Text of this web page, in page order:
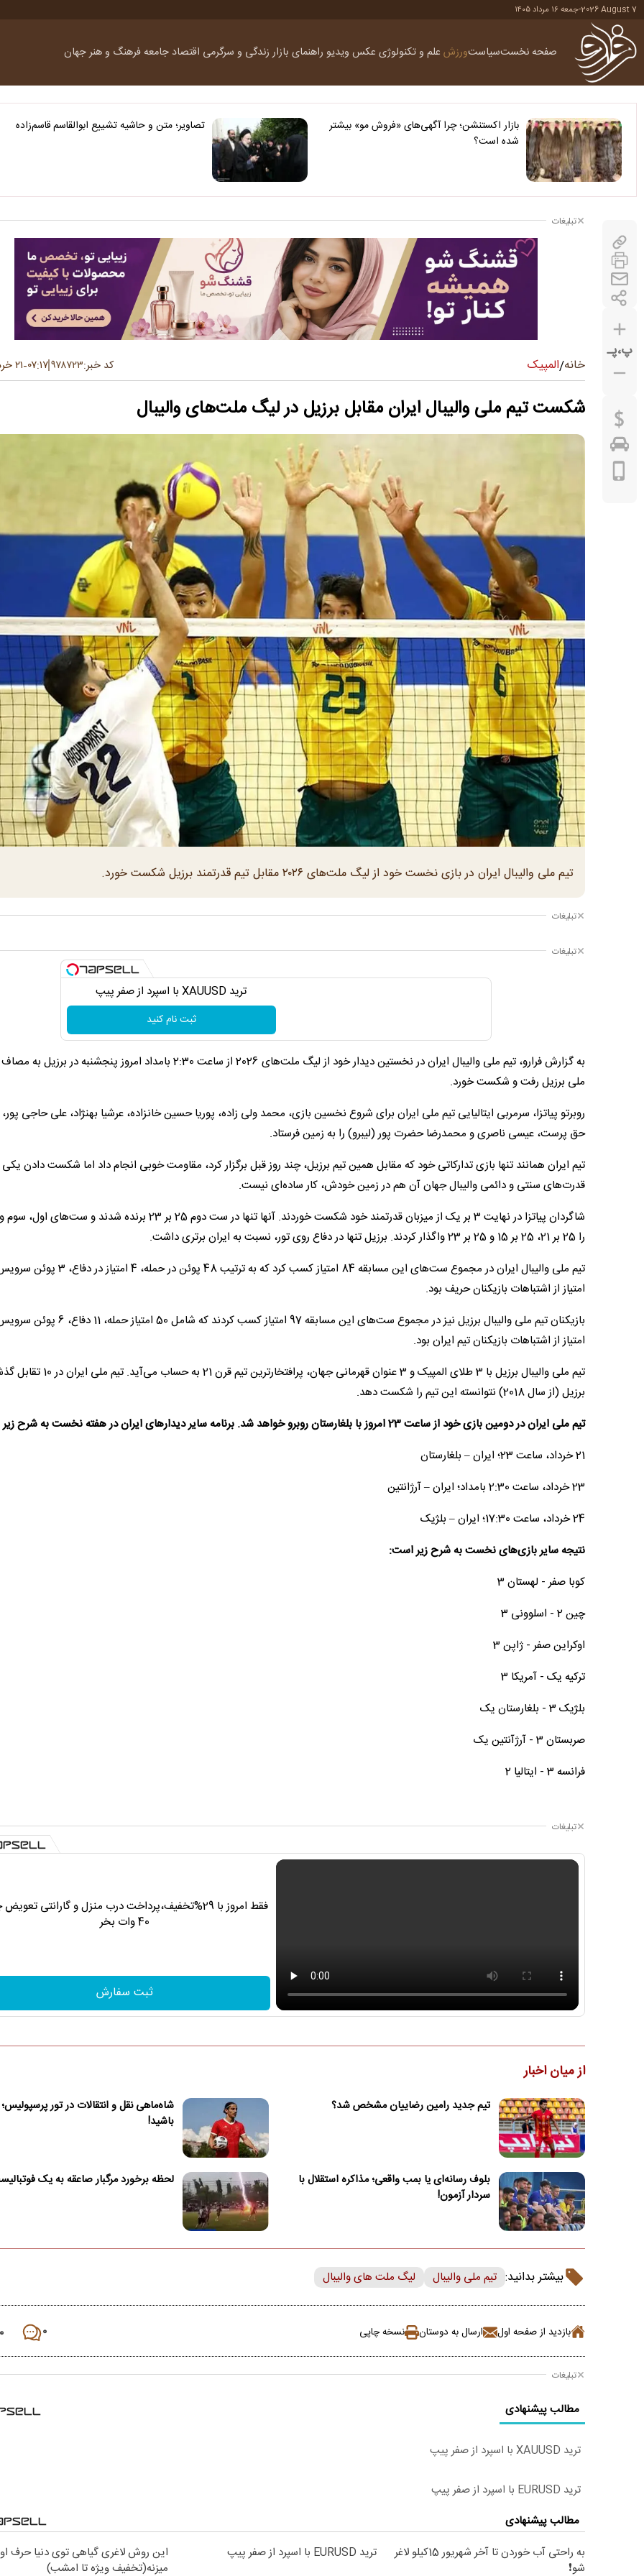
2026 August 7
-جمعه ۱۶ مرداد ۱۴۰۵
صفحه نخستسیاستورزش علم و تکنولوژی عکس ویدیو راهنمای بازارزندگی و سرگرمی اقتصاد جامعهفرهنگ و هنرجهان
بازار اکستنشن؛ چرا آگهی‌های «فروش مو» بیشتر
شده است؟
تصاویر؛ متن و حاشیه تشییع ابوالقاسم قاسم‌زاده
پ،پـ
تبلیغات
خانه/المپیک کد خبر:۹۷۸۷۲۳۰۷:۱۷-۲۱ خرداد ۱۴۰۵
شکست تیم ملی والیبال ایران مقابل برزیل در لیگ ملت‌های والیبال
تیم ملی والیبال ایران در بازی نخست خود از لیگ ملت‌های ۲۰۲۶ مقابل تیم قدرتمند برزیل شکست خورد.
تبلیغات
تبلیغات
ترید XAUUSD با اسپرد از صفر پیپ
ثبت نام کنید
به گزارش فرارو، تیم ملی والیبال ایران در نخستین دیدار خود از لیگ ملت‌های 2026 از ساعت 2:30 بامداد امروز پنجشنبه در
ملی برزیل رفت و شکست خورد.
روبرتو پیاتزا، سرمربی ایتالیایی تیم ملی ایران برای شروع نخسین بازی، محمد ولی زاده، پوریا حسین خانزاده، عرشیا بهنژاد، علی حاجی
حق پرست، عیسی ناصری و محمدرضا حضرت پور (لیبرو) را به زمین فرستاد.
تیم ایران همانند تنها بازی تدارکاتی خود که مقابل همین تیم برزیل، چند روز قبل برگزار کرد، مقاومت خوبی انجام داد اما شکست دادن یکی
قدرت‌های سنتی و دائمی والیبال جهان آن هم در زمین خودش، کار ساده‌ای نیست.
شاگردان پیاتزا در نهایت 3 بر یک از میزبان قدرتمند خود شکست خوردند. آنها تنها در ست دوم 25 بر 23 برنده شدند
را 25 بر 21، 25 بر 15 و 25 بر 23 واگذار کردند. برزیل تنها در دفاع روی تور، نسبت به ایران برتری داشت.
امتیاز از اشتباهات بازیکنان حریف بود.
امتیاز از اشتباهات بازیکنان تیم ایران بود.
تیم ملی والیبال برزیل با 3 طلای المپیک و 3 عنوان قهرمانی جهان، پرافتخارترین تیم
برزیل (از سال 2018) نتوانسته این تیم را شکست دهد.
تیم ملی ایران در دومین بازی خود از ساعت 23 امروز با بلغارستان روبرو خواهد شد. برنامه سایر دیدارهای ایران در هفته نخست به شرح زیر است:
21 خرداد، ساعت 23؛ ایران – بلغارستان
23 خرداد، ساعت 2:30 بامداد؛ ایران – آرژانتین
24 خرداد، ساعت 17:30؛ ایران – بلژیک
نتیجه سایر بازی‌های نخست به شرح زیر است:
کوبا صفر - لهستان 3
چین 2 - اسلوونی 3
اوکراین صفر - ژاپن 3
ترکیه یک - آمریکا 3
بلژیک 3 - بلغارستان یک
صربستان 3 - آرژآنتین یک
فرانسه 3 - ایتالیا 2
تبلیغات
فقط امروز با 29%تخفیف،پرداخت درب منزل و گارانتی
40 وات بخر
ثبت سفارش
از میان اخبار
تیم جدید رامین رضاییان مشخص شد؟
شاه‌ماهی نقل و انتقالات در تور
باشید!
بلوف رسانه‌ای یا بمب واقعی؛ مذاکره استقلال با
سردار آزمون!
لحظه برخورد مرگبار صاعقه به یک
بیشتر بدانید: تیم ملی والیبال لیگ ملت های والیبال
بازدید از صفحه اول ارسال به دوستان نسخه چاپی ۰ ۰
تبلیغات
مطالب پیشنهادی
ترید XAUUSD با اسپرد از صفر پیپ
ترید EURUSD با اسپرد از صفر پیپ
مطالب پیشنهادی
به راحتی آب خوردن تا آخر شهریور 15کیلو لاغر
شو❗
ترید EURUSD با اسپرد از صفر پیپ
این روش لاغری گیاهی توی دنیا حرف
میزنه(تخفیف ویژه تا امشب)